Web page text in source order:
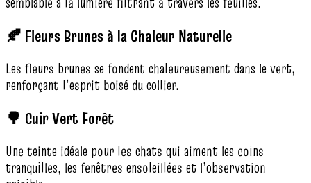
🍂 Fleurs Brunes à la Chaleur Naturelle
Les fleurs brunes se fondent chaleureusement dans le vert,
renforçant l’esprit boisé du collier.
🌳 Cuir Vert Forêt
Une teinte idéale pour les chats qui aiment les coins
tranquilles, les fenêtres ensoleillées et l’observation